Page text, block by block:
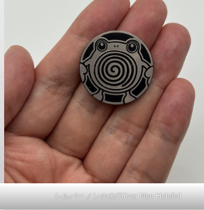
シルバーノンホロ/Silver Non Holofoil